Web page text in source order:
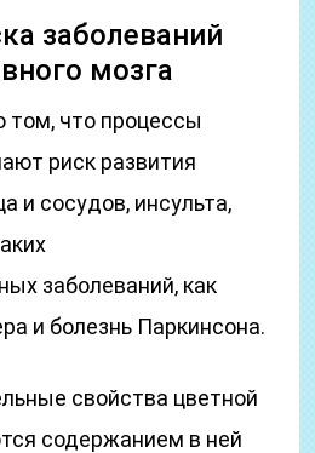
заболеваний
мозга
том, что процессы
риск развития
и сосудов, инсульта,
заболеваний, как
и болезнь Паркинсона.
свойства цветной
содержанием в ней